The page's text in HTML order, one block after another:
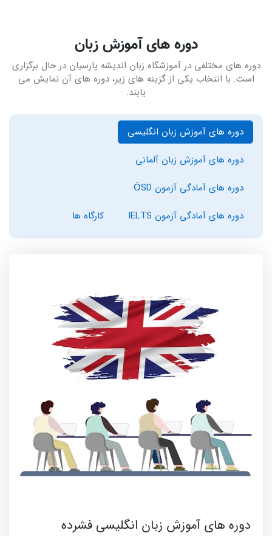
دوره های آموزش زبان
دوره های مختلفی در آموزشگاه زبان اندیشه پارسیان در حال برگزاری
است. با انتخاب یکی از گزینه های زیر، دوره های آن نمایش می
یابند.
دوره های آموزش زبان انگلیسی
دوره های آموزش زبان آلمانی
دوره های آمادگی آزمون ÖSD
دوره های آمادگی آزمون IELTS
کارگاه ها
دوره های آموزش زبان انگلیسی فشرده